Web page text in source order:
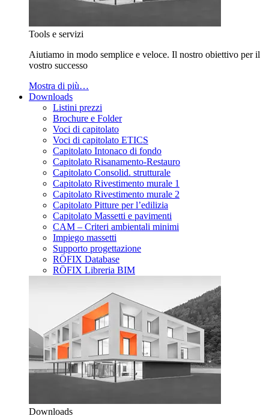
Tools e servizi
Aiutiamo in modo semplice e veloce. Il nostro obiettivo per il
vostro successo
Mostra di più…
Downloads
Listini prezzi
Brochure e Folder
Voci di capitolato
Voci di capitolato ETICS
Capitolato Intonaco di fondo
Capitolato Risanamento-Restauro
Capitolato Consolid. strutturale
Capitolato Rivestimento murale 1
Capitolato Rivestimento murale 2
Capitolato Pitture per l’edilizia
Capitolato Massetti e pavimenti
CAM – Criteri ambientali minimi
Impiego massetti
Supporto progettazione
RÖFIX Database
RÖFIX Libreria BIM
Downloads